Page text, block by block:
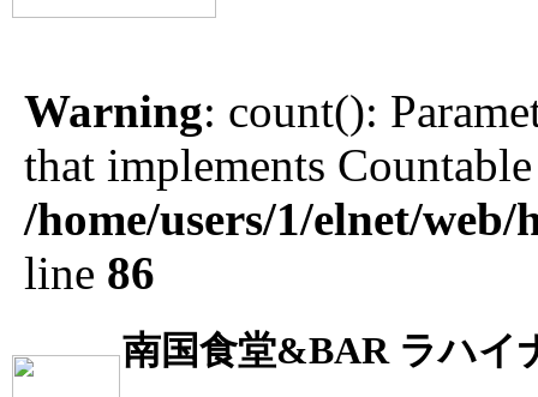
Warning: count():
that implements
/home/users/1/elnet/
line 86
南国食堂&BAR ラハイ